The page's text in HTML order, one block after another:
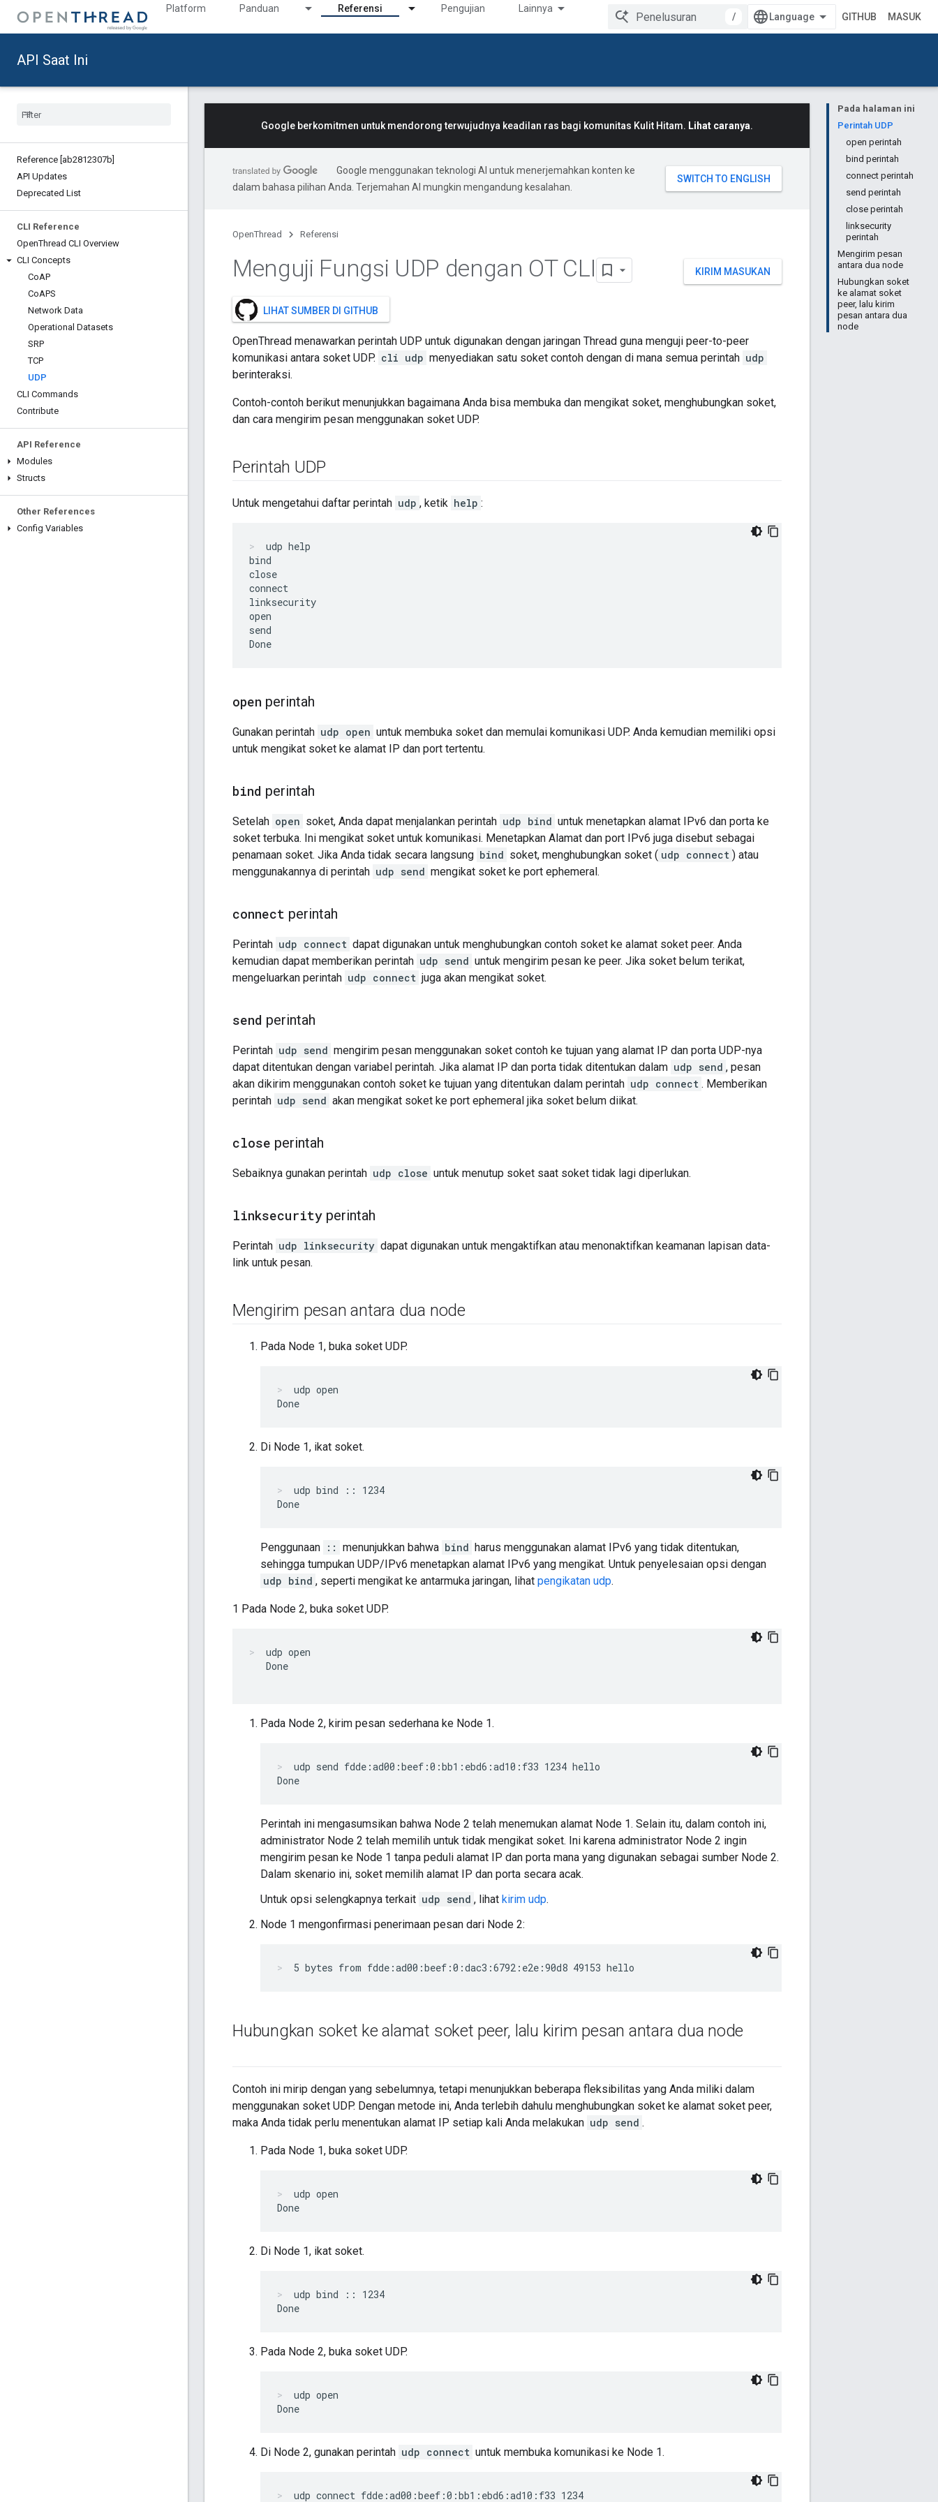
Platform Panduan Referensi Pengujian Lainnya
/ GITHUB MASUK
API Saat Ini
Reference [ab2812307b]
API Updates
Deprecated List
CLI Reference
OpenThread CLI Overview
CLI Concepts
CoAP
CoAPS
Network Data
Operational Datasets
SRP
TCP
UDP
CLI Commands
Contribute
API Reference
Modules
Structs
Other References
Config Variables
Pada halaman ini
Perintah UDP
open perintah
bind perintah
connect perintah
send perintah
close perintah
linksecurity
perintah
Mengirim pesan
antara dua node
Hubungkan soket
ke alamat soket
peer, lalu kirim
pesan antara dua
node
Google berkomitmen untuk mendorong terwujudnya keadilan ras bagi komunitas Kulit Hitam. Lihat caranya.
Google menggunakan teknologi AI untuk menerjemahkan konten ke
dalam bahasa pilihan Anda. Terjemahan AI mungkin mengandung kesalahan.
OpenThread Referensi
KIRIM MASUKAN
Menguji Fungsi UDP dengan OT CLI
LIHAT SUMBER DI GITHUB
OpenThread menawarkan perintah UDP untuk digunakan dengan jaringan Thread guna menguji peer-to-peer
komunikasi antara soket UDP. cli udp menyediakan satu soket contoh dengan di mana semua perintah udp
berinteraksi.
Contoh-contoh berikut menunjukkan bagaimana Anda bisa membuka dan mengikat soket, menghubungkan soket,
dan cara mengirim pesan menggunakan soket UDP.
Perintah UDP
Untuk mengetahui daftar perintah udp , ketik help :
udp help
bind
close
connect
linksecurity
open
send
open perintah
Gunakan perintah udp open untuk membuka soket dan memulai komunikasi UDP. Anda kemudian memiliki opsi
untuk mengikat soket ke alamat IP dan port tertentu.
bind perintah
Setelah open soket, Anda dapat menjalankan perintah udp bind untuk menetapkan alamat IPv6 dan porta ke
soket terbuka. Ini mengikat soket untuk komunikasi. Menetapkan Alamat dan port IPv6 juga disebut sebagai
penamaan soket. Jika Anda tidak secara langsung bind soket, menghubungkan soket ( udp connect ) atau
menggunakannya di perintah udp send mengikat soket ke port ephemeral.
connect perintah
Perintah udp connect dapat digunakan untuk menghubungkan contoh soket ke alamat soket peer. Anda
kemudian dapat memberikan perintah udp send untuk mengirim pesan ke peer. Jika soket belum terikat,
mengeluarkan perintah udp connect juga akan mengikat soket.
send perintah
Perintah udp send mengirim pesan menggunakan soket contoh ke tujuan yang alamat IP dan porta UDP-nya
dapat ditentukan dengan variabel perintah. Jika alamat IP dan porta tidak ditentukan dalam udp send , pesan
akan dikirim menggunakan contoh soket ke tujuan yang ditentukan dalam perintah udp connect . Memberikan
perintah udp send akan mengikat soket ke port ephemeral jika soket belum diikat.
close perintah
Sebaiknya gunakan perintah udp close untuk menutup soket saat soket tidak lagi diperlukan.
linksecurity perintah
Perintah udp linksecurity dapat digunakan untuk mengaktifkan atau menonaktifkan keamanan lapisan data-
link untuk pesan.
Mengirim pesan antara dua node
Pada Node 1, buka soket UDP.
udp open
Di Node 1, ikat soket.
udp bind :: 1234
Penggunaan :: menunjukkan bahwa bind harus menggunakan alamat IPv6 yang tidak ditentukan,
sehingga tumpukan UDP/IPv6 menetapkan alamat IPv6 yang mengikat. Untuk penyelesaian opsi dengan
udp bind , seperti mengikat ke antarmuka jaringan, lihat pengikatan udp.
1 Pada Node 2, buka soket UDP.
udp open
   Done
Pada Node 2, kirim pesan sederhana ke Node 1.
udp send fdde:ad00:beef:0:bb1:ebd6:ad10:f33 1234 hello
Perintah ini mengasumsikan bahwa Node 2 telah menemukan alamat Node 1. Selain itu, dalam contoh ini,
administrator Node 2 telah memilih untuk tidak mengikat soket. Ini karena administrator Node 2 ingin
mengirim pesan ke Node 1 tanpa peduli alamat IP dan porta mana yang digunakan sebagai sumber Node 2.
Dalam skenario ini, soket memilih alamat IP dan porta secara acak.
Untuk opsi selengkapnya terkait udp send , lihat kirim udp.
Node 1 mengonfirmasi penerimaan pesan dari Node 2:
5 bytes from fdde:ad00:beef:0:dac3:6792:e2e:90d8 49153 hello
Hubungkan soket ke alamat soket peer, lalu kirim pesan antara dua node
Contoh ini mirip dengan yang sebelumnya, tetapi menunjukkan beberapa fleksibilitas yang Anda miliki dalam
menggunakan soket UDP. Dengan metode ini, Anda terlebih dahulu menghubungkan soket ke alamat soket peer,
maka Anda tidak perlu menentukan alamat IP setiap kali Anda melakukan udp send .
Pada Node 1, buka soket UDP.
udp open
Di Node 1, ikat soket.
udp bind :: 1234
Pada Node 2, buka soket UDP.
udp open
Di Node 2, gunakan perintah udp connect untuk membuka komunikasi ke Node 1.
udp connect fdde:ad00:beef:0:bb1:ebd6:ad10:f33 1234